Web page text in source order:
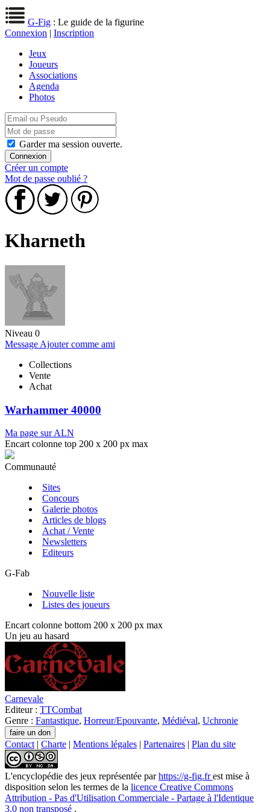
G-Fig : Le guide de la figurine
Connexion | Inscription
Jeux
Joueurs
Associations
Agenda
Photos
Garder ma session ouverte.
Créer un compte
Mot de passe oublié ?
Kharneth
Niveau 0
Message Ajouter comme ami
Collections
Vente
Achat
Warhammer 40000
Ma page sur ALN
Encart colonne top 200 x 200 px max
Communauté
Sites
Concours
Galerie photos
Articles de blogs
Achat / Vente
Newsletters
Editeurs
G-Fab
Nouvelle liste
Listes des joueurs
Encart colonne bottom 200 x 200 px max
Un jeu au hasard
Carnevale
Editeur : TTCombat
Genre : Fantastique, Horreur/Epouvante, Médiéval, Uchronie
Contact | Charte | Mentions légales | Partenaires | Plan du site
L'encyclopédie des jeux représentée parhttps://g-fig.frest mise à
disposition selon les termes de la licence Creative Commons
Attribution - Pas d'Utilisation Commerciale - Partage à l'Identique
3.0 non transposé .